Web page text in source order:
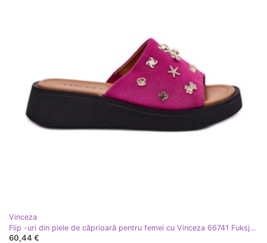
Vinceza
Flip -uri din piele de căprioară pentru femei cu Vinceza 66741 Fuksja roz
60,44 €